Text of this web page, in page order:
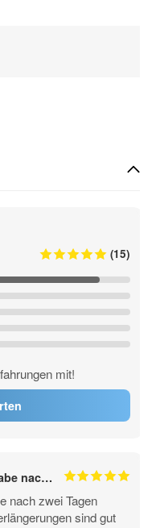
(15)
mit!
nac…
nach zwei Tagen
sind gut